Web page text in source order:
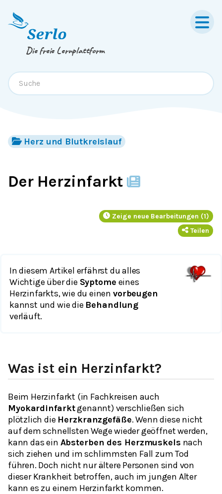
Springe zum
Die freie Lernplattform
Herz und Blutkreislauf
Der Herzinfarkt
Zeige neue Bearbeitungen (1)
Teilen
In diesem Artikel erfährst du alles
Wichtige über die Syptome eines
Herzinfarkts, wie du einen vorbeugen
kannst und wie die Behandlung
verläuft.
Was ist ein Herzinfarkt?
Beim Herzinfarkt (in Fachkreisen auch
Myokardinfarktgenannt) verschließen sich
plötzlich die Herzkranzgefäße. Wenn diese nicht
auf dem schnellsten Wege wieder geöffnet werden,
kann das ein Absterben des Herzmuskels nach
sich ziehen und im schlimmsten Fall zum Tod
führen. Doch nicht nur ältere Personen sind von
dieser Krankheit betroffen, auch im jungen Alter
kann es zu einem Herzinfarkt kommen.